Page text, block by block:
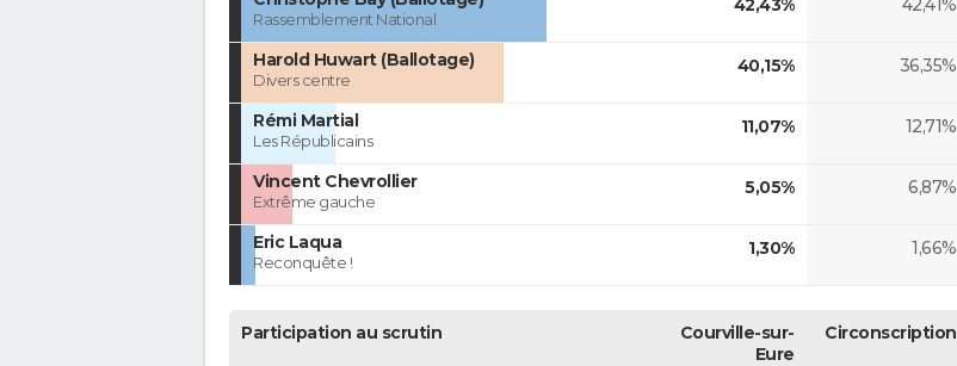
Rassemblement National
42,43% 42,41%
Harold Huwart (Ballotage)
Divers centre
40,15% 36,35%
Rémi Martial
Les Républicains
11,07% 12,71%
Vincent Chevrollier
Extrême gauche
5,05% 6,87%
Eric Laqua
Reconquête !
1,30% 1,66%
Participation au scrutin
Courville-sur-
Eure
Circonscription